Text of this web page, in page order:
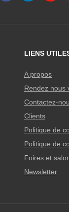
LIENS
A propos
Rendez nous
Contactez-
Clients
Politique de
Politique de
Foires et
Newsletter